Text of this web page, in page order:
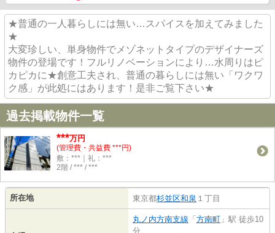
★普通の一人暮らしには無い…スパイスを加えてみました
★
大変珍しい、単身物件でメゾネットタイプのデザイナーズ
物件の登場です！フルリノベーションにより…水周りはピ
カピカに★創意工夫され、普通の暮らしには無い「ワクワ
ク感」が此処にはあります！是非ご覧下さい★
過去掲載物件一覧
***万円
(管理費・共益費 ***円)
敷：***｜礼：***
2階 / *** / ***
所在地 東京都杉並区和泉 １丁目
丸ノ内方南支線 「 方南町 」駅 徒歩10
分